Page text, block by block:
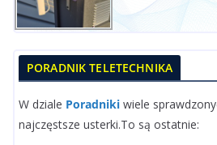
PORADNIK TELETECHNIKA
W dziale Poradniki wiele
najczęstsze usterki.To są ostatnie: